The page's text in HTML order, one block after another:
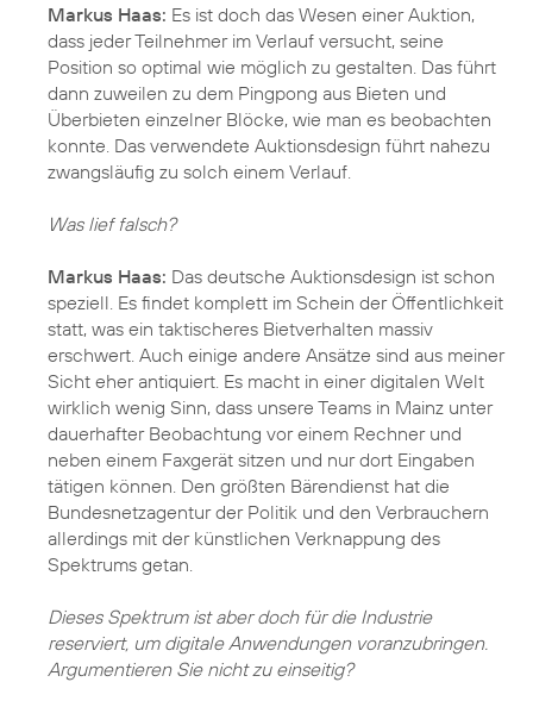
Markus Haas: Es ist doch das Wesen einer Auktion,
dass jeder Teilnehmer im Verlauf versucht, seine
Position so optimal wie möglich zu gestalten. Das führt
dann zuweilen zu dem Pingpong aus Bieten und
Überbieten einzelner Blöcke, wie man es beobachten
konnte. Das verwendete Auktionsdesign führt nahezu
zwangsläufig zu solch einem Verlauf.
Was lief falsch?
Markus Haas: Das deutsche Auktionsdesign ist schon
speziell. Es findet komplett im Schein der Öffentlichkeit
statt, was ein taktischeres Bietverhalten massiv
erschwert. Auch einige andere Ansätze sind aus meiner
Sicht eher antiquiert. Es macht in einer digitalen Welt
wirklich wenig Sinn, dass unsere Teams in Mainz unter
dauerhafter Beobachtung vor einem Rechner und
neben einem Faxgerät sitzen und nur dort Eingaben
tätigen können. Den größten Bärendienst hat die
Bundesnetzagentur der Politik und den Verbrauchern
allerdings mit der künstlichen Verknappung des
Spektrums getan.
Dieses Spektrum ist aber doch für die Industrie
reserviert, um digitale Anwendungen voranzubringen.
Argumentieren Sie nicht zu einseitig?